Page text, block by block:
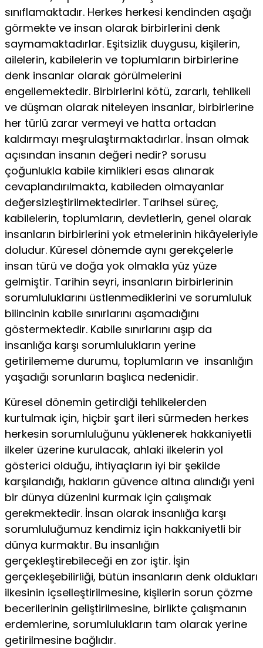
sınıflamaktadır. Herkes herkesi kendinden aşağı
görmekte ve insan olarak birbirlerini denk
saymamaktadırlar. Eşitsizlik duygusu, kişilerin,
ailelerin, kabilelerin ve toplumların birbirlerine
denk insanlar olarak görülmelerini
engellemektedir. Birbirlerini kötü, zararlı, tehlikeli
ve düşman olarak niteleyen insanlar, birbirlerine
her türlü zarar vermeyi ve hatta ortadan
kaldırmayı meşrulaştırmaktadırlar. İnsan olmak
açısından insanın değeri nedir? sorusu
çoğunlukla kabile kimlikleri esas alınarak
cevaplandırılmakta, kabileden olmayanlar
değersizleştirilmektedirler. Tarihsel süreç,
kabilelerin, toplumların, devletlerin, genel olarak
insanların birbirlerini yok etmelerinin hikâyeleriyle
doludur. Küresel dönemde aynı gerekçelerle
insan türü ve doğa yok olmakla yüz yüze
gelmiştir. Tarihin seyri, insanların birbirlerinin
sorumluluklarını üstlenmediklerini ve sorumluluk
bilincinin kabile sınırlarını aşamadığını
göstermektedir. Kabile sınırlarını aşıp da
insanlığa karşı sorumlulukların yerine
getirilememe durumu, toplumların ve insanlığın
yaşadığı sorunların başlıca nedenidir.
Küresel dönemin getirdiği tehlikelerden
kurtulmak için, hiçbir şart ileri sürmeden herkes
herkesin sorumluluğunu yüklenerek hakkaniyetli
ilkeler üzerine kurulacak, ahlaki ilkelerin yol
gösterici olduğu, ihtiyaçların iyi bir şekilde
karşılandığı, hakların güvence altına alındığı yeni
bir dünya düzenini kurmak için çalışmak
gerekmektedir. İnsan olarak insanlığa karşı
sorumluluğumuz kendimiz için hakkaniyetli bir
dünya kurmaktır. Bu insanlığın
gerçekleştirebileceği en zor iştir. İşin
gerçekleşebilirliği, bütün insanların denk oldukları
ilkesinin içselleştirilmesine, kişilerin sorun çözme
becerilerinin geliştirilmesine, birlikte çalışmanın
erdemlerine, sorumlulukların tam olarak yerine
getirilmesine bağlıdır.